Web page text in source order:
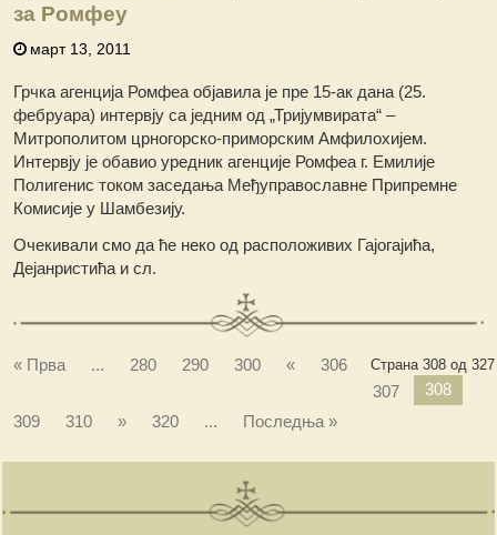
за Ромфеу
март 13, 2011
Грчка агенција Ромфеа објавила је пре 15-ак дана (25.
фебруара) интервју са једним од „Тријумвирата“ –
Митрополитом црногорско-приморским Амфилохијем.
Интервју је обавио уредник агенције Ромфеа г. Емилије
Полигенис током заседања Међуправославне Припремне
Комисије у Шамбезију.
Очекивали смо да ће неко од расположивих Гајогајића,
Дејанристића и сл.
Страна 308 од 327
« Прва ... 280 290 300 «
306
307
308
309
310 » 320 ... Последња »